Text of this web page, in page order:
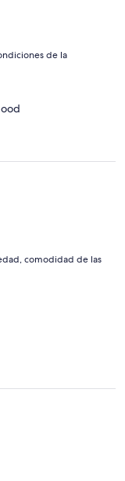
de la
comodidad de las